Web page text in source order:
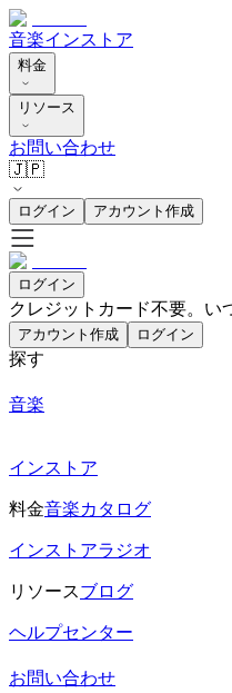
音楽インストア
料金
リソース
お問い合わせ
🇯🇵
ログイン アカウント作成
ログイン
クレジットカード不要。い
アカウント作成 ログイン
探す
音楽
インストア
料金音楽カタログ
インストアラジオ
リソースブログ
ヘルプセンター
お問い合わせ